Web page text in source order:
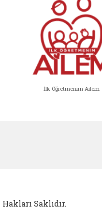
İlk Öğretmenim Ailem
Saklıdır.